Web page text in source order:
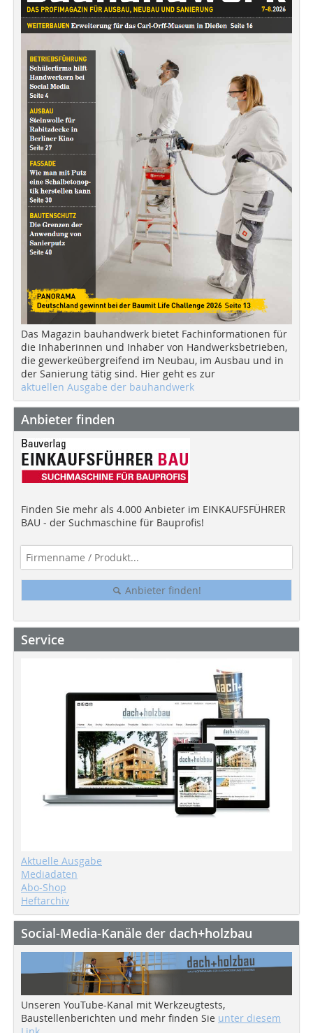
Das Magazin bauhandwerk bietet Fachinformationen für
die Inhaberinnen und Inhaber von Handwerksbetrieben,
die gewerkeübergreifend im Neubau, im Ausbau und in
der Sanierung tätig sind. Hier geht es zur
aktuellen Ausgabe der bauhandwerk
Anbieter finden
Finden Sie mehr als 4.000 Anbieter im EINKAUFSFÜHRER
BAU - der Suchmaschine für Bauprofis!
Anbieter finden!
Service
Aktuelle Ausgabe
Mediadaten
Abo-Shop
Heftarchiv
Social-Media-Kanäle der dach+holzbau
Unseren YouTube-Kanal mit Werkzeugtests,
Baustellenberichten und mehr finden Sie unter diesem